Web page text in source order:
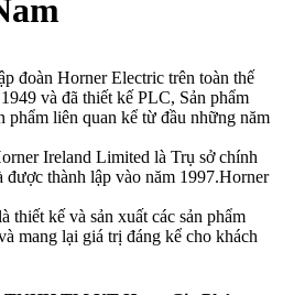
đoàn Horner Electric trên toàn thế
và đã thiết kế PLC, Sản phẩm
phẩm liên quan kể từ đầu những năm
Ireland Limited là Trụ sở chính
thành lập vào năm 1997.Horner
thiết kế và sản xuất các sản phẩm
mang lại giá trị đáng kể cho khách